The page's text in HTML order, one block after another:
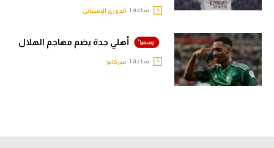
ساعة | الدوري الإسباني
أهلي جدة يضم مهاجم الهلال
ساعة | ميركاتو